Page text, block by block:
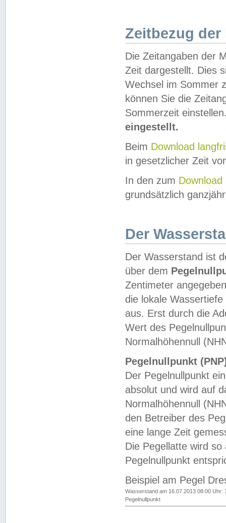
Zeitbezug der
Die Zeitangaben der
Zeit dargestellt. Dies
Wechsel im Sommer
können Sie die
Sommerzeit
eingestellt.
Beim Download
in gesetzlicher Zeit
In den zum Download
grundsätzlich
Der
Der Wasserstand ist
über dem
Zentimeter
die lokale
aus. Erst durch die
Wert des
Normalhöhennull
Pegelnullpunkt
Der Pegelnullpunkt
absolut und wird auf
Normalhöhennull
den Betreiber des
eine lange Zeit
Die Pegellatte wird
Pegelnullpunkt
Beispiel am Pegel
Wasserstand am 16.07.2013 08:00 Uhr:
Pegelnullpunkt